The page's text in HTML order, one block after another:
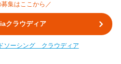
集はここから／
クラウディア
ソーシング クラウディア